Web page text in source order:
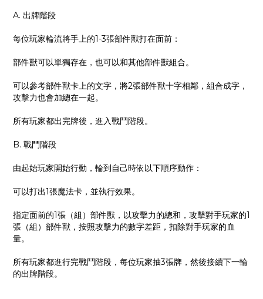
A. 出牌階段
每位玩家輪流將手上的1-3張部件獸打在面前：
部件獸可以單獨存在，也可以和其他部件獸組合。
可以參考部件獸卡上的文字，將2張部件獸十字相鄰，組合成字，
攻擊力也會加總在一起。
所有玩家都出完牌後，進入戰鬥階段。
B. 戰鬥階段
由起始玩家開始行動，輪到自己時依以下順序動作：
可以打出1張魔法卡，並執行效果。
指定面前的1張（組）部件獸，以攻擊力的總和，攻擊對手玩家的1
張（組）部件獸，按照攻擊力的數字差距，扣除對手玩家的血
量。
所有玩家都進行完戰鬥階段，每位玩家抽3張牌，然後接續下一輪
的出牌階段。